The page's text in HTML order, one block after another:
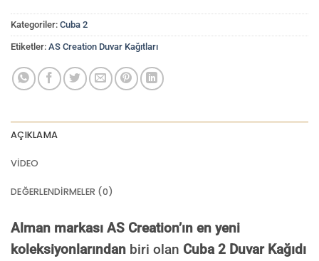
Kategoriler: Cuba 2
Etiketler: AS Creation Duvar Kağıtları
AÇIKLAMA
VIDEO
DEĞERLENDIRMELER (0)
Alman markası AS Creation’ın en yeni
koleksiyonlarından biri olan Cuba 2 Duvar Kağıdı